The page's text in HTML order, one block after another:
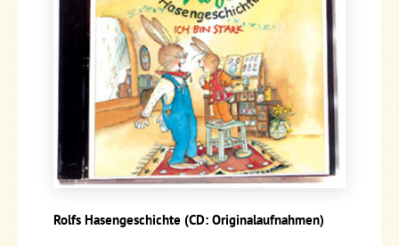
Rolfs Hasengeschichte (CD: Originalaufnahmen)